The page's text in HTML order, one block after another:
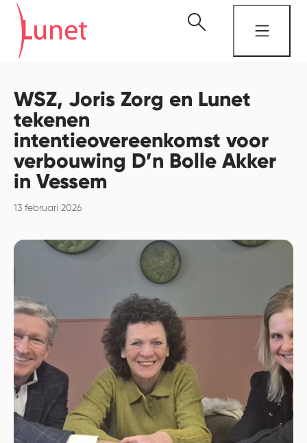
WSZ, Joris Zorg en Lunet
tekenen
intentieovereenkomst voor
verbouwing D’n Bolle Akker
in Vessem
13 februari 2026